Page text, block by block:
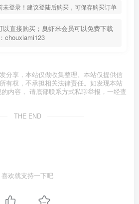
未登录！建议登陆后购买，可保存购买订单
直接购买；臭虾米会员可以免费下载
chouxiami123
分享，本站仅做收集整理。本站仅提供信
有权，不承担相关法律责任。如发现本站
内容， 请底部联系方式私聊举报，一经查
THE END
喜欢就支持一下吧